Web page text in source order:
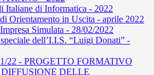
Italiane di Informatica - 2022
Orientamento in Uscita - aprile 2022
Simulata - 28/02/2022
dell’I.I.S. “Luigi Donati” -
22 - PROGETTO FORMATIVO
DELLE